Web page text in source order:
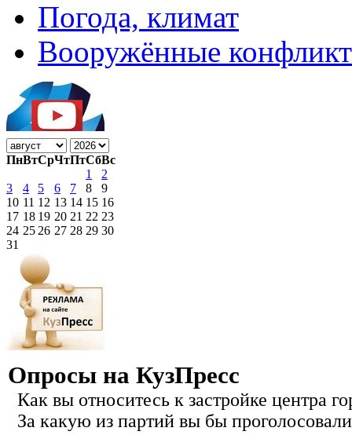
Погода, климат
Вооружённые
ПнВтСрЧтПтСбВс
1
2
3
4 5 6 7 8
9
10 11 12 13 14 15 16
17 18 19 20 21 22 23
24 25 26 27 28 29 30
31
Опросы на КузПресс
Как вы относитесь к застройке центра
За какую из партий вы бы